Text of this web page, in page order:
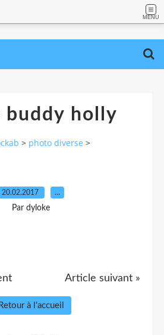
MENU
buddy holly
> photo diverse >
20.02.2017 …
Par dyloke
Article suivant »
Retour à l'accueil